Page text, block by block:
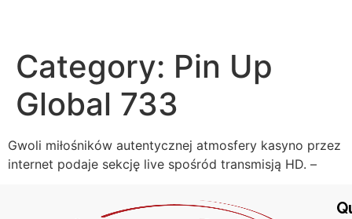
Category: Pin Up
Global 733
Gwoli miłośników autentycznej atmosfery kasyno przez
internet podaje sekcję live spośród transmisją HD. –